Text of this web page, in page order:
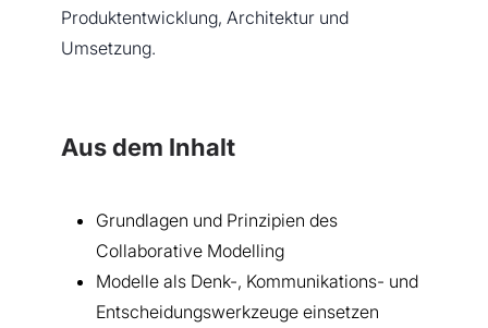
Produktentwicklung, Architektur und
Umsetzung.
Aus dem Inhalt
Grundlagen und Prinzipien des
Collaborative Modelling
Modelle als Denk-, Kommunikations- und
Entscheidungswerkzeuge einsetzen